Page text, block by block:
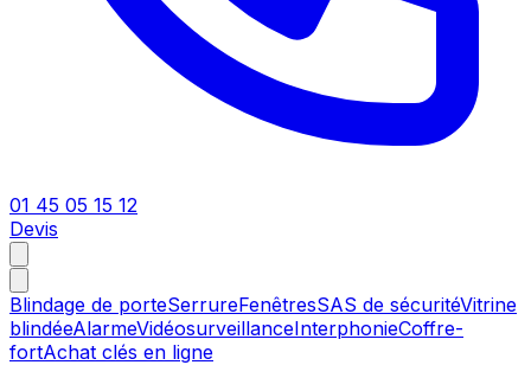
01 45 05 15 12
Devis
Blindage de porteSerrureFenêtresSAS de sécuritéVitrine
blindéeAlarmeVidéosurveillanceInterphonieCoffre-
fortAchat clés en ligne